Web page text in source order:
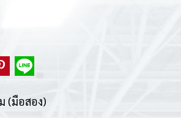
(มือสอง)